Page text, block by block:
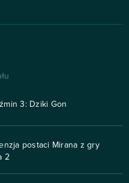
3: Dziki Gon
postaci Mirana z gry
2